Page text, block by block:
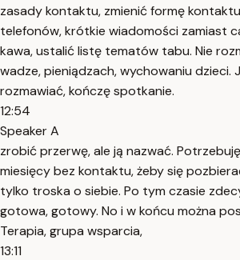
zasady kontaktu, zmienić formę
telefonów, krótkie wiadomości zamiast
kawa, ustalić listę tematów tabu. Nie
wadze, pieniądzach, wychowaniu dzieci.
rozmawiać, kończę spotkanie.
12:54
Speaker A
zrobić przerwę, ale ją nazwać.
miesięcy bez kontaktu, żeby się
tylko troska o siebie. Po tym czasie
gotowa, gotowy. No i w końcu można
Terapia, grupa wsparcia,
13:11